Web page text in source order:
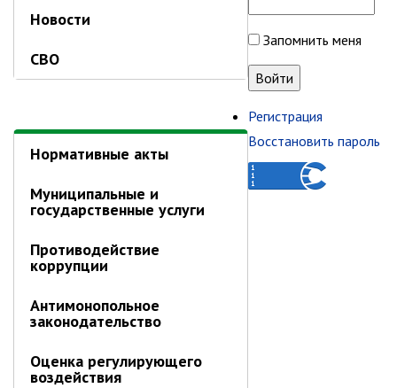
Новости
СВО
Нормативные акты
Муниципальные и
государственные услуги
Противодействие
коррупции
Антимонопольное
законодательство
Оценка регулирующего
воздействия
Пароль
Запомнить меня
Регистрация
Восстановить пароль